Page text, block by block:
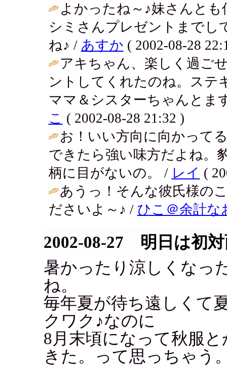
よかったね～♪妹さんと
シミさんプレゼントまでし
ね♪ / あすか ( 2002-08-28
アキちゃん、楽しく過ご
ントしてくれたのね。ステ
ママ＆シスターちゃんとま
こ ( 2002-08-28 21:32 )
お！いい方向に向かって
できたら強い味方だよね。
柄に目がないの。 / レイ (
あうっ！そんな彼氏様の
ださいよ～♪ / ひこ＠余計な
2002-08-27 明日は初
暑かったり涼しくなっ
ね。
毎年夏が待ち遠しくて
クワク♪なのに
8月末頃になって秋服
きた。って思っちゃう